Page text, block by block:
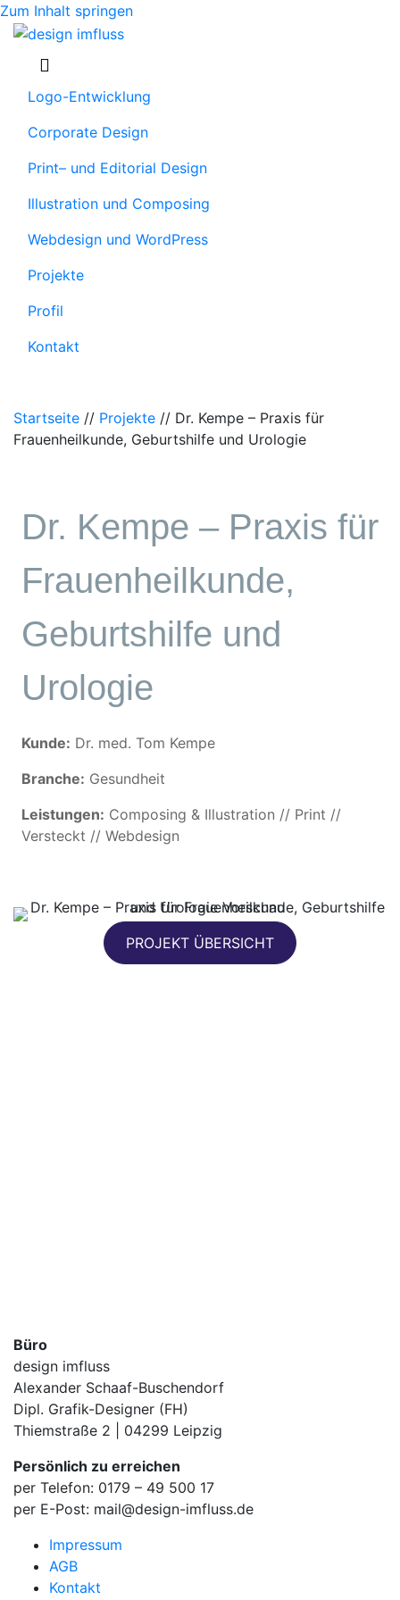
Zum Inhalt springen
Logo-Entwicklung
Corporate Design
Print– und Editorial Design
Illustration und Composing
Webdesign und WordPress
Projekte
Profil
Kontakt
Startseite // Projekte // Dr. Kempe – Praxis für
Frauenheilkunde, Geburtshilfe und Urologie
Dr. Kempe – Praxis für
Frauenheilkunde,
Geburtshilfe und
Urologie
Kunde: Dr. med. Tom Kempe
Branche: Gesundheit
Leistungen: Composing & Illustration // Print //
Versteckt // Webdesign
PROJEKT ÜBERSICHT
Büro
design imfluss
Alexander Schaaf-Buschendorf
Dipl. Grafik-Designer (FH)
Thiemstraße 2 | 04299 Leipzig
Persönlich zu erreichen
per Telefon: 0179 – 49 500 17
per E-Post: mail@design-imfluss.de
Impressum
AGB
Kontakt